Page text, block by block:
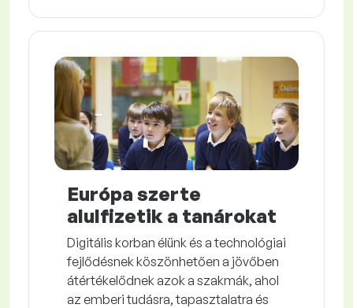
Európa szerte
alulfizetik a tanárokat
Digitális korban élünk és a technológiai
fejlődésnek köszönhetően a jövőben
átértékelődnek azok a szakmák, ahol
az emberi tudásra, tapasztalatra és